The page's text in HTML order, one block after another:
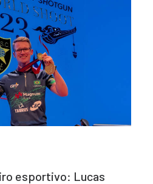
esportivo: Lucas